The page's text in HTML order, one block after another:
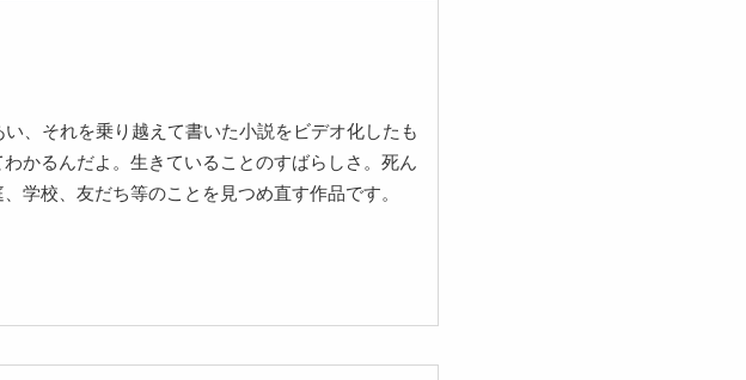
、それを乗り越えて書いた小説をビデオ化したも
かるんだよ。生きていることのすばらしさ。死ん
学校、友だち等のことを見つめ直す作品です。